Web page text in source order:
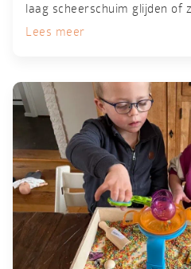
laag scheerschuim glijden of
Lees meer